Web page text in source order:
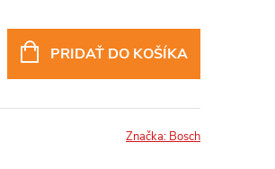
PRIDAŤ DO KOŠÍKA
Značka: Bosch